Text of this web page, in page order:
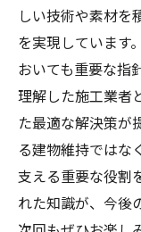
しい技術や素材を
を実現しています
おいても重要な指
理解した施工業者
た最適な解決策が
る建物維持ではな
支える重要な役割
れた知識が、今後